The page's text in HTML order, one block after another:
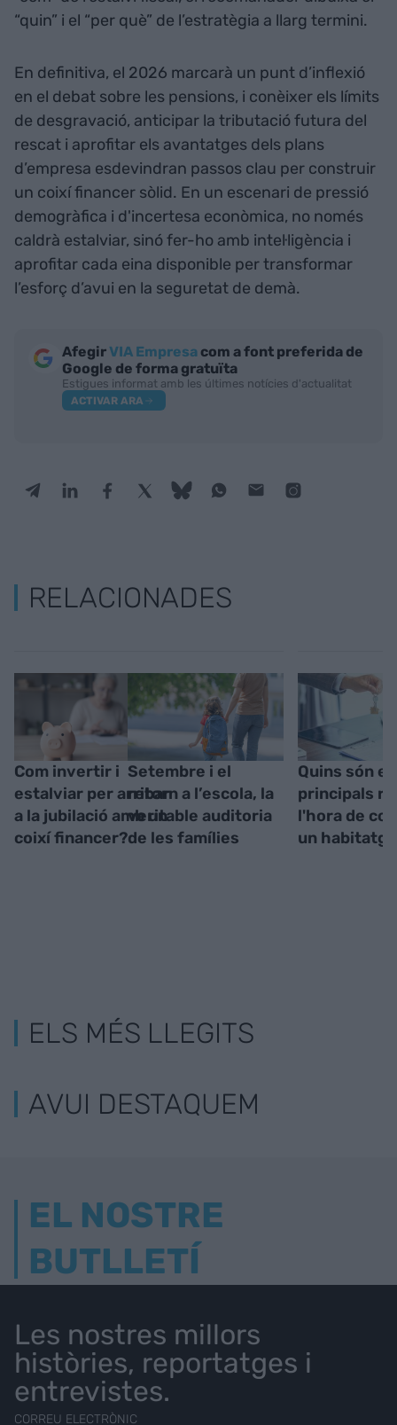
“quin” i el “per què” de l’estratègia a llarg termini.
En definitiva, el 2026 marcarà un punt d’inflexió
en el debat sobre les pensions, i conèixer els límits
de desgravació, anticipar la tributació futura del
rescat i aprofitar els avantatges dels plans
d’empresa esdevindran passos clau per construir
un coixí financer sòlid. En un escenari de pressió
demogràfica i d'incertesa econòmica, no només
caldrà estalviar, sinó fer-ho amb intel·ligència i
aprofitar cada eina disponible per transformar
l’esforç d’avui en la seguretat de demà.
AfegirVIA Empresa com a font preferida de
Google de forma gratuïta
Estigues informat amb les últimes notícies d'actualitat
ACTIVAR ARA
RELACIONADES
Com invertir i
estalviar per arribar
a la jubilació amb un
coixí financer?
Setembre i el
retorn a l’escola, la
veritable auditoria
de les famílies
Quins són
principals
l'hora de
un
ELS MÉS LLEGITS
AVUI DESTAQUEM
EL NOSTRE
BUTLLETÍ
Les nostres millors
històries, reportatges i
entrevistes.
CORREU ELECTRÒNIC